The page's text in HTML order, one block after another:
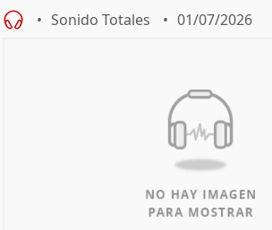
Sonido Totales 01/07/2026